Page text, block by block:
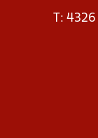
T: